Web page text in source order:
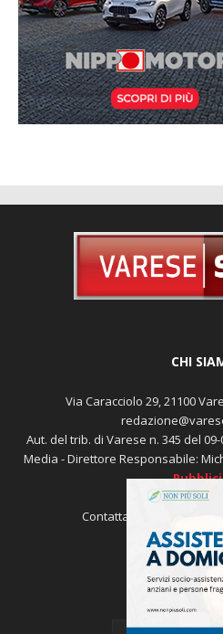
CHI
Via Caracciolo 29, 21100
Aut. del trib. di Varese n. 345 del
Media - Direttore Responsabile:
Contattaci: